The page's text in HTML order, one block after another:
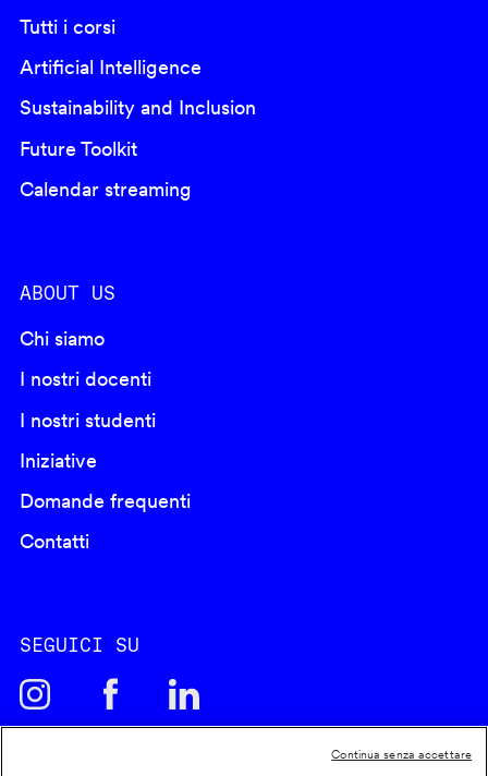
Tutti i corsi
Artificial Intelligence
Sustainability and Inclusion
Future Toolkit
Calendar streaming
ABOUT US
Chi siamo
I nostri docenti
I nostri studenti
Iniziative
Domande frequenti
Contatti
SEGUICI SU
Continua senza accettare